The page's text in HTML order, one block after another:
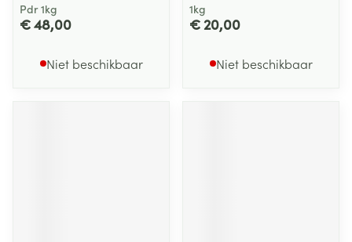
Pdr 1kg
€ 48,00
Niet beschikbaar
1kg
€ 20,00
Niet beschikbaar